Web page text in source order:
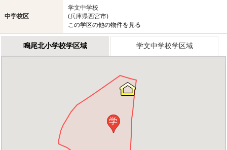
中学校区
学文中学校
(兵庫県西宮市)
この学区の他の物件を見る
鳴尾北小学校学区域 学文中学校学区域
学